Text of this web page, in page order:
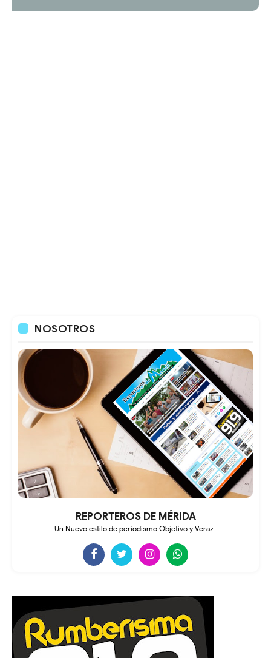
NOSOTROS
REPORTEROS DE MÉRIDA
Un Nuevo estilo de periodismo Objetivo y Veraz .